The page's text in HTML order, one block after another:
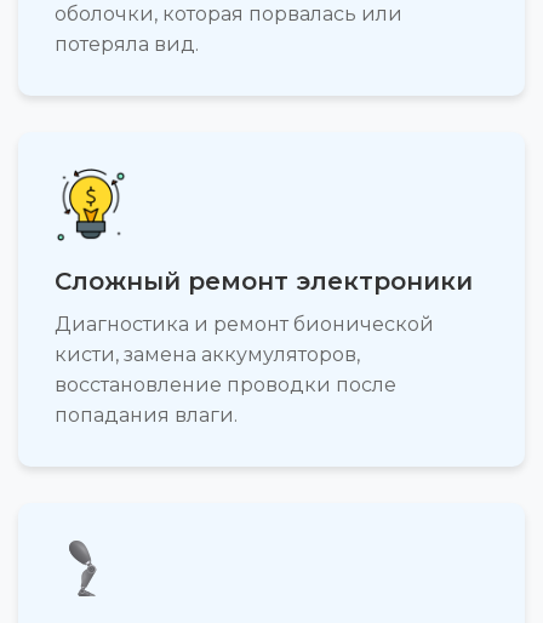
оболочки, которая порвалась или
потеряла вид.
Сложный ремонт электроники
Диагностика и ремонт бионической
кисти, замена аккумуляторов,
восстановление проводки после
попадания влаги.